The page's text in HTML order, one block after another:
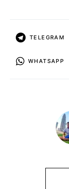
TELEGRAM
WHATSAPP